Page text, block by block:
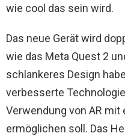
wie cool das sein wird.
Das neue Gerät wird
wie das Meta Quest 2
schlankeres Design
verbesserte
Verwendung von AR mit
ermöglichen soll. Das